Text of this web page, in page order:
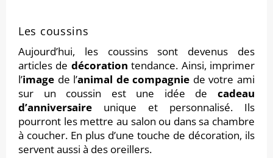
Les coussins
Aujourd’hui, les coussins sont devenus des
articles de décoration tendance. Ainsi, imprimer
l’image de l’animal de compagnie de votre ami
sur un coussin est une idée de cadeau
d’anniversaire unique et personnalisé. Ils
pourront les mettre au salon ou dans sa chambre
à coucher. En plus d’une touche de décoration, ils
servent aussi à des oreillers.